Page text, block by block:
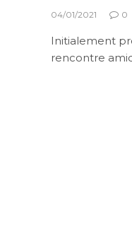
04/01/2021 0
Initialement
rencontre